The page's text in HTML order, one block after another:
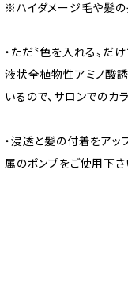
※ハイダメージ毛や髪の
・ただ〝色を入れる〟だ
液状全植物性アミノ酸
いるので、サロンでのカ
・浸透と髪の付着をア
属のポンプをご使用下さ